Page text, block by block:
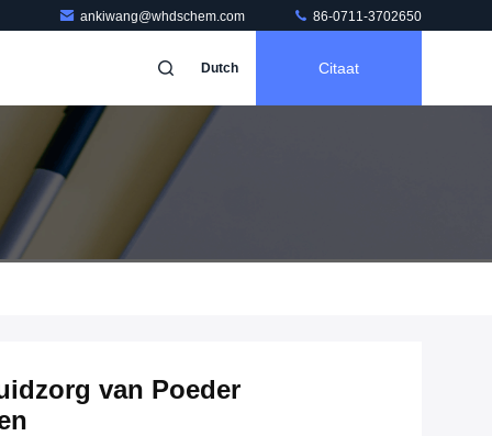
ankiwang@whdschem.com 86-0711-3702650
Dutch Citaat
van Poeder